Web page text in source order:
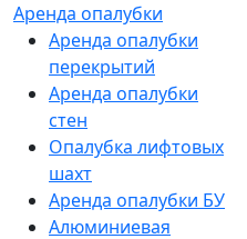
Аренда опалубки
Аренда опалубки
перекрытий
Аренда опалубки
стен
Опалубка лифтовых
шахт
Аренда опалубки БУ
Алюминиевая